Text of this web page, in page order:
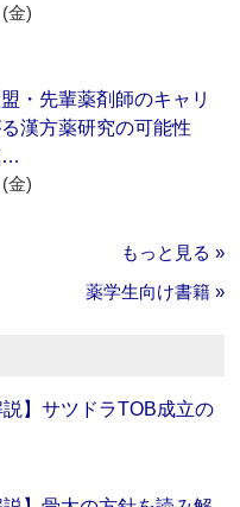
金)
・先輩薬剤師のキャリ
漢方薬研究の可能性
…
金)
もっと見る »
薬学生向け書籍 »
説】サツドラTOB成立の